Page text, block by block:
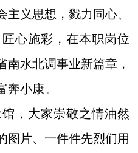
义思想，戮力同心、
心施彩，在本职岗位
南水北调事业新篇章，
奔小康。
，大家崇敬之情油然
图片、一件件先烈们用